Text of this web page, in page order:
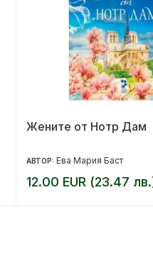
Жените от Нотр Дам
АВТОР: Ева Мария Баст
12.00 EUR (23.47